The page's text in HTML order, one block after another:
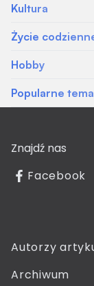
Kultura
Życie
Hobby
Popularne
Znajdź nas
Facebook
Autorzy
Archiwum